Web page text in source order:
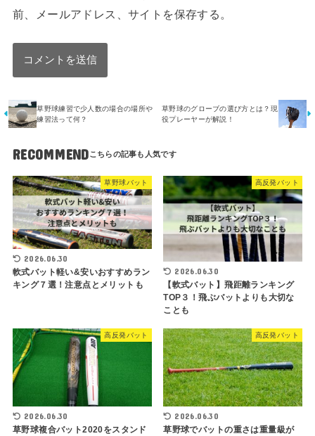
前、メールアドレス、サイトを保存する。
草野球練習で少人数の場合の場所や
練習法って何？
草野球のグローブの選び方とは？現
役プレーヤーが解説！
RECOMMEND
草野球バット
2026.06.30
軟式バット軽い&安いおすすめラン
キング７選！注意点とメリットも
高反発バット
2026.06.30
【軟式バット】飛距離ランキング
TOP３！飛ぶバットよりも大切な
ことも
高反発バット
2026.06.30
草野球複合バット2020をスタンド
高反発バット
2026.06.30
草野球でバットの重さは重量級が